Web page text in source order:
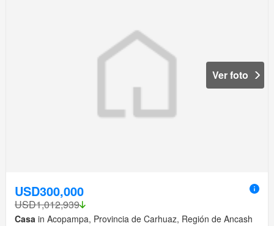
Ver foto
USD300,000
USD1,012,939
Casa in Acopampa, Provincia de Carhuaz, Región de Ancash